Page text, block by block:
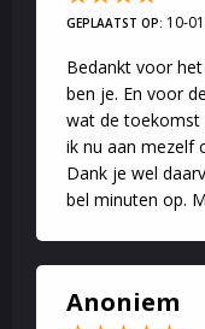
GEPLAATST OP: 10-
Bedankt voor
ben je. En voor
wat de toekomst
ik nu aan mezelf
Dank je wel
bel minuten op.
Anoniem